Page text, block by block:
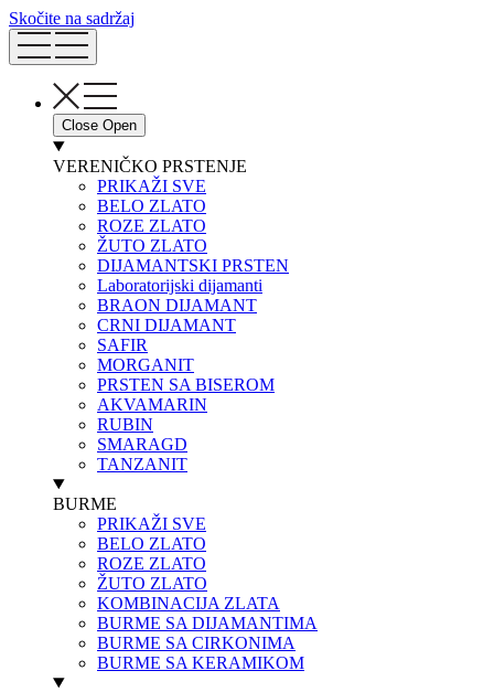
Skočite na sadržaj
Close Open
VERENIČKO PRSTENJE
PRIKAŽI SVE
BELO ZLATO
ROZE ZLATO
ŽUTO ZLATO
DIJAMANTSKI PRSTEN
Laboratorijski dijamanti
BRAON DIJAMANT
CRNI DIJAMANT
SAFIR
MORGANIT
PRSTEN SA BISEROM
AKVAMARIN
RUBIN
SMARAGD
TANZANIT
BURME
PRIKAŽI SVE
BELO ZLATO
ROZE ZLATO
ŽUTO ZLATO
KOMBINACIJA ZLATA
BURME SA DIJAMANTIMA
BURME SA CIRKONIMA
BURME SA KERAMIKOM